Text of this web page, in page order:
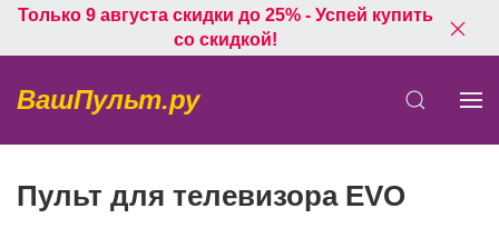
Только 9 августа скидки до 25% - Успей купить
со скидкой!
ВашПульт.ру
Пульт для телевизора EVO